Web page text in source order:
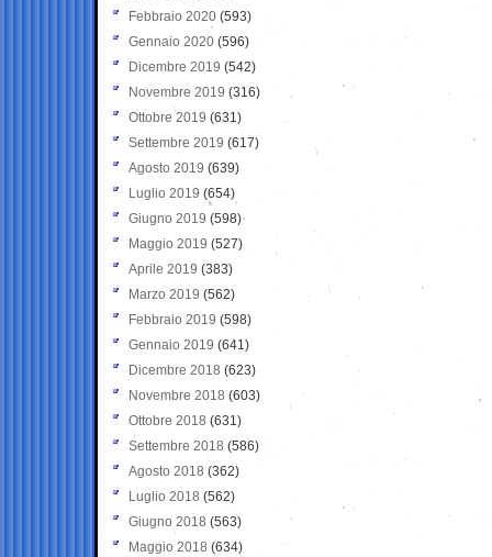
Febbraio 2020 (593)
Gennaio 2020 (596)
Dicembre 2019 (542)
Novembre 2019 (316)
Ottobre 2019 (631)
Settembre 2019 (617)
Agosto 2019 (639)
Luglio 2019 (654)
Giugno 2019 (598)
Maggio 2019 (527)
Aprile 2019 (383)
Marzo 2019 (562)
Febbraio 2019 (598)
Gennaio 2019 (641)
Dicembre 2018 (623)
Novembre 2018 (603)
Ottobre 2018 (631)
Settembre 2018 (586)
Agosto 2018 (362)
Luglio 2018 (562)
Giugno 2018 (563)
Maggio 2018 (634)